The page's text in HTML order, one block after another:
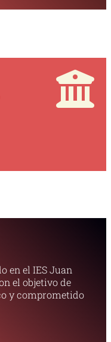
en el IES Juan
el objetivo de
y comprometido